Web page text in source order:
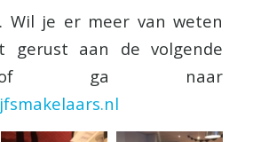
Wil je er meer van weten
gerust aan de volgende
ga naar